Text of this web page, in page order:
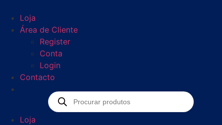
Loja
Área de Cliente
Register
Conta
Login
Contacto
Loja